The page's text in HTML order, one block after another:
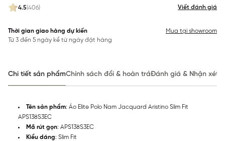
4.5(406) Viết đánh giá
Thời gian giao hàng dự kiến
Từ 3 đến 5 ngày kể từ ngày đặt hàng
Mua tại showroom
Chi tiết sản phẩmChính sách đổi & hoàn trảĐánh giá & Nhận xét
Tên sản phẩm: Áo Elite Polo Nam Jacquard Aristino Slim Fit
APS138S3EC
Mã rút gọn: APS138S3EC
Kiểu dáng: Slim Fit